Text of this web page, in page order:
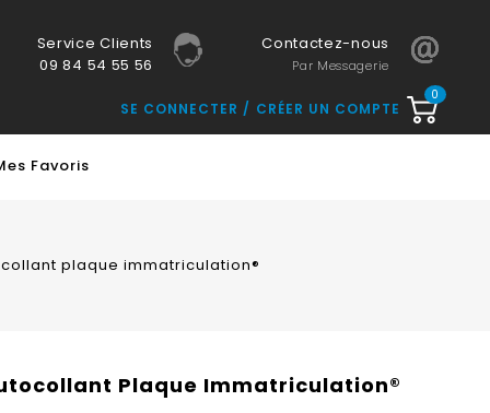
Service Clients
09 84 54 55 56
Contactez-nous
Par Messagerie
0
SE CONNECTER CRÉER UN COMPTE
Favoris
plaque immatriculation®
Plaque Immatriculation®